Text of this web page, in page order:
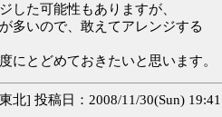
した可能性もありますが、
多いので、敢えてアレンジする
にとどめておきたいと思います。
北] 投稿日：2008/11/30(Sun) 19:41